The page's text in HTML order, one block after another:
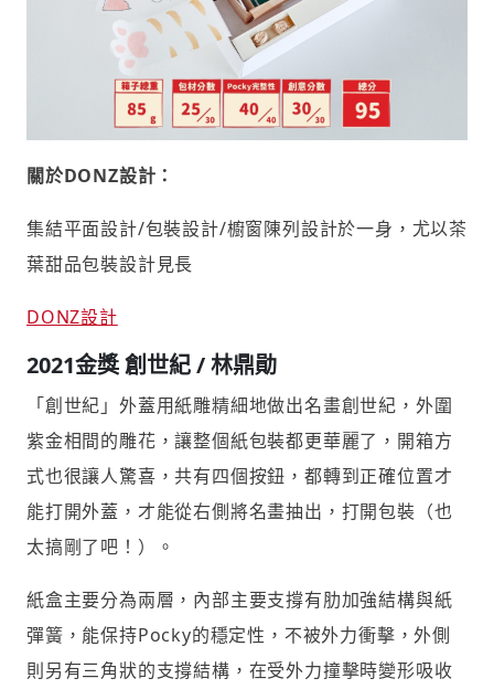
關於DONZ設計：
集結平面設計/包裝設計/櫥窗陳列設計於一身，尤以茶
葉甜品包裝設計見長
DONZ設計
2021金獎創世紀 / 林鼎勛
「創世紀」外蓋用紙雕精細地做出名畫創世紀，外圍
紫金相間的雕花，讓整個紙包裝都更華麗了，開箱方
式也很讓人驚喜，共有四個按鈕，都轉到正確位置才
能打開外蓋，才能從右側將名畫抽出，打開包裝（也
太搞剛了吧！）。
紙盒主要分為兩層，內部主要支撐有肋加強結構與紙
彈簧，能保持Pocky的穩定性，不被外力衝擊，外側
則另有三角狀的支撐結構，在受外力撞擊時變形吸收